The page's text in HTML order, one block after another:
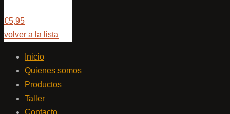
€5,95
volver a la lista
Inicio
Quienes somos
Productos
Taller
Contacto